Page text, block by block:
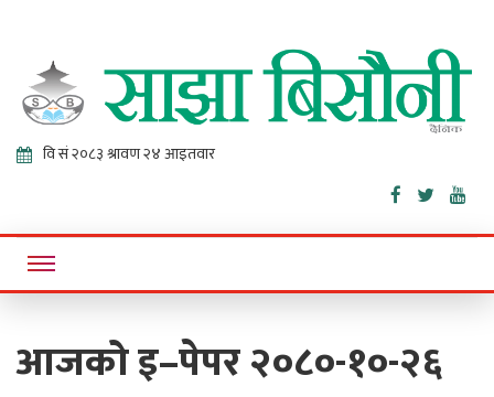
Sajha
Bisaunee
Online News Portal
आजको इ–पेपर २०८०-१०-२६